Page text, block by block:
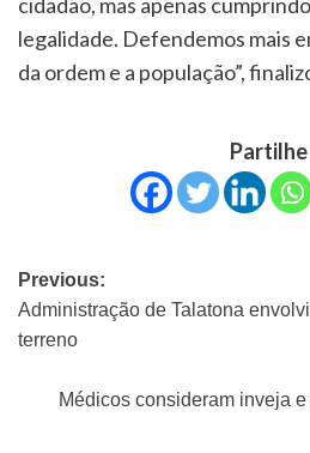
legalidade. Defendemos mais
da ordem e a população”,
Partilhe
Previous:
Administração de Talatona
terreno
Médicos consideram inveja